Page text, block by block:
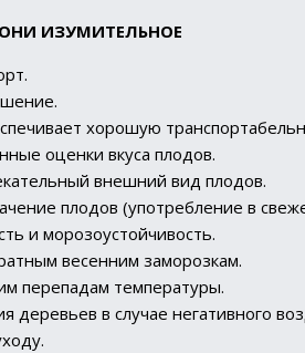
ИЗУМИТЕЛЬНОЕ
хорошую
оценки вкуса плодов.
внешний вид плодов.
плодов (употребление в
и морозоустойчивость.
весенним заморозкам.
перепадам температуры.
деревьев в случае негативного